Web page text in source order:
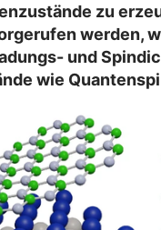
zu
werden,
und
wie